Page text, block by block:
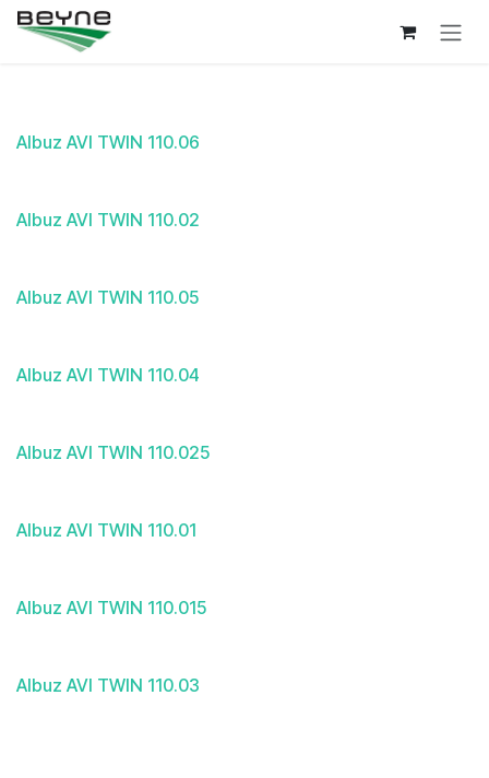
Overslaan naar inhoud
Albuz AVI TWIN 110.06
Albuz AVI TWIN 110.02
Albuz AVI TWIN 110.05
Albuz AVI TWIN 110.04
Albuz AVI TWIN 110.025
Albuz AVI TWIN 110.01
Albuz AVI TWIN 110.015
Albuz AVI TWIN 110.03